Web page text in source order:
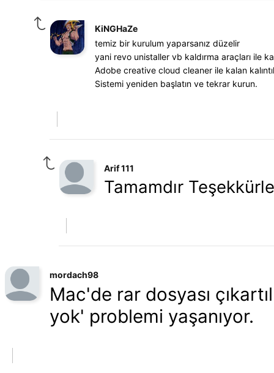
KiNGHaZe
temiz bir kurulum yaparsanız düzelir
yani revo unistaller vb kaldırma araçları ile
Adobe creative cloud cleaner ile kalan
Sistemi yeniden başlatın ve tekrar kurun.
Arif 111
Tamamdır
mordach98
Mac'de rar dosyası
yok' problemi yaşanıyor.